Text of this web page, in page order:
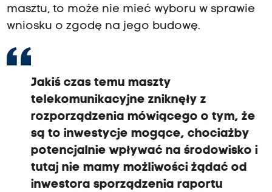
masztu, to może nie mieć wyboru w sprawie
wniosku o zgodę na jego budowę.
Jakiś czas temu maszty
telekomunikacyjne zniknęły z
rozporządzenia mówiącego o tym, że
są to inwestycje mogące, chociażby
potencjalnie wpływać na środowisko i
tutaj nie mamy możliwości żądać od
inwestora sporządzenia raportu